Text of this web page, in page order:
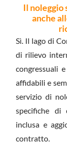
Il noleggio
anche
Sì. Il lago di
di rilievo
congressuali
affidabili e
servizio di
specifiche di
inclusa e
contratto.